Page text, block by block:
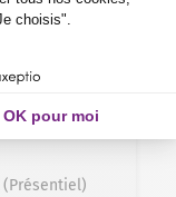
(Présentiel)